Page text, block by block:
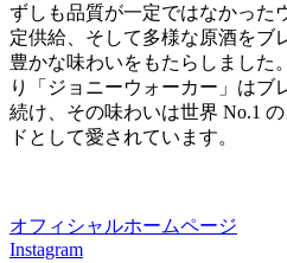
ずしも品質が一定ではなかった
定供給、そして多様な原酒をブ
豊かな味わいをもたらしました
り「ジョニーウォーカー」はブ
続け、その味わいは世界 No.1
ドとして愛されています。
オフィシャルホームページ
Instagram